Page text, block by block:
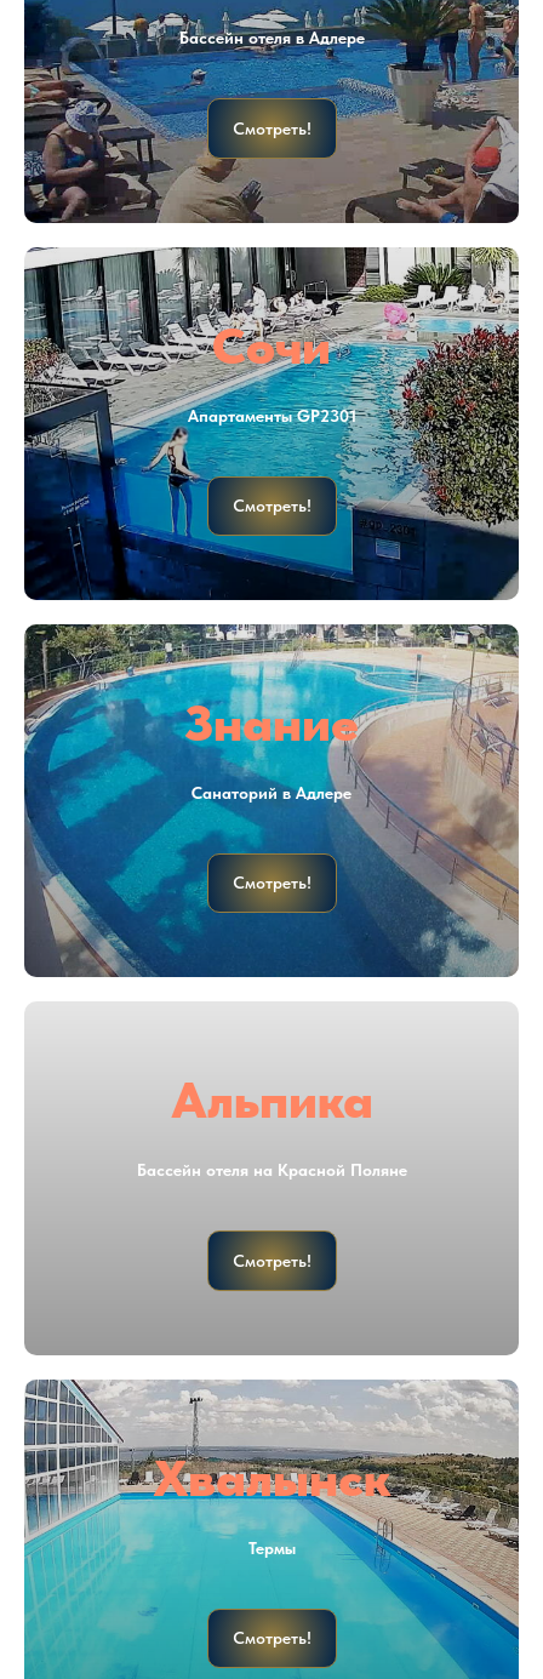
Бассейн отеля в Адлере
Смотреть!
Сочи
Апартаменты GP2301
Смотреть!
Знание
Санаторий в Адлере
Смотреть!
Альпика
Бассейн отеля на Красной Поляне
Смотреть!
Хвалынск
Термы
Смотреть!